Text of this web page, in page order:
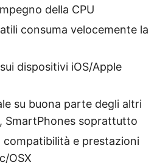
della CPU
consuma velocemente la
dispositivi iOS/Apple
su buona parte degli altri
SmartPhones soprattutto
compatibilità e prestazioni
OSX